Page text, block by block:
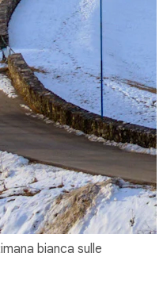
bianca sulle